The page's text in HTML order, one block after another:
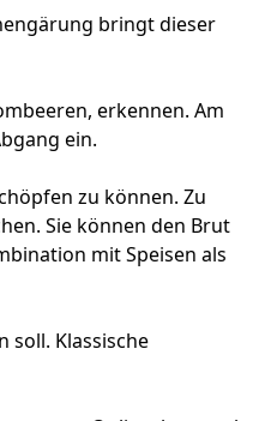
bringt dieser
erkennen. Am
ein.
zu können. Zu
Sie können den Brut
mit Speisen als
soll. Klassische